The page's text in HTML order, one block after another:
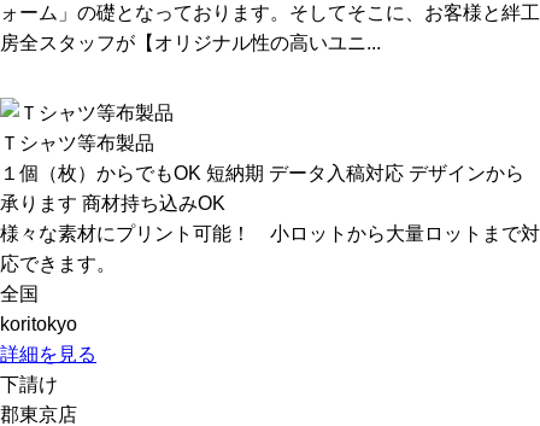
ォーム」の礎となっております。そしてそこに、お客様と絆工
房全スタッフが【オリジナル性の高いユニ...
Ｔシャツ等布製品
１個（枚）からでもOK 短納期 データ入稿対応 デザインから
承ります 商材持ち込みOK
様々な素材にプリント可能！ 小ロットから大量ロットまで対
応できます。
全国
koritokyo
詳細を見る
下請け
郡東京店